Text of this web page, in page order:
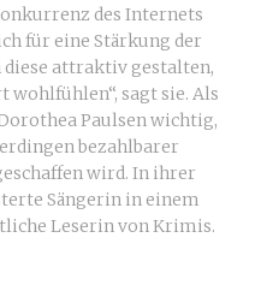
des Internets
für eine Stärkung der
diese attraktiv gestalten,
wohlfühlen“, sagt sie. Als
Paulsen wichtig,
bezahlbarer
wird. In ihrer
Sängerin in einem
Leserin von Krimis.